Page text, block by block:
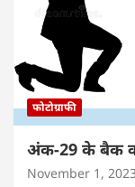
फोटोग्राफी
अंक-29 के बैक
November 1, 2023